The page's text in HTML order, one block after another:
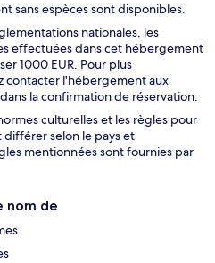
sans espèces sont disponibles.
nationales, les
effectuées dans cet hébergement
1000 EUR. Pour plus
contacter l'hébergement aux
la confirmation de réservation.
culturelles et les règles pour
selon le pays et
mentionnées sont fournies par
nom de